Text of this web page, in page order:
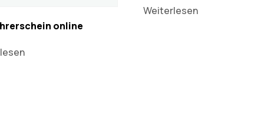
online​
Weiterlesen